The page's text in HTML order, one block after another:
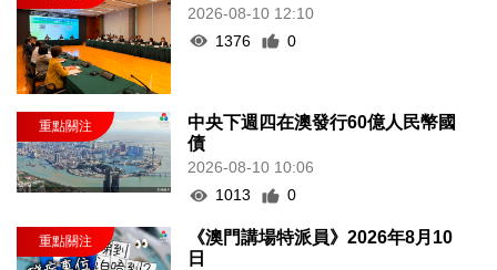
2026-08-10 12:10
1376
0
中央下週四在澳發行60億人民幣國
債
2026-08-10 10:06
1013
0
《澳門講場特派員》2026年8月10
日